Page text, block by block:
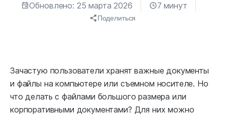
Обновлено: 25 марта 2026 7 минут
Поделиться
Зачастую пользователи хранят важные документы
и файлы на компьютере или съемном носителе. Но
что делать с файлами большого размера или
корпоративными документами? Для них можно